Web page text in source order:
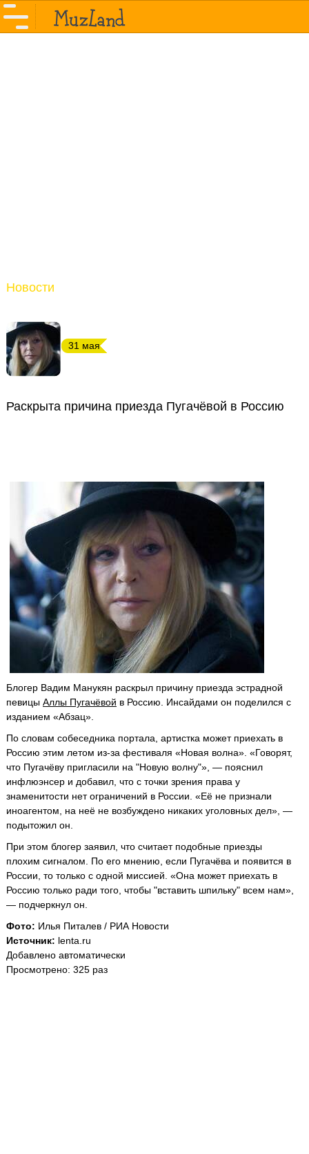
Новости
31 мая
Раскрыта причина приезда Пугачёвой в Россию
Блогер Вадим Манукян раскрыл причину приезда эстрадной
певицы Аллы Пугачёвой в Россию. Инсайдами он поделился с
изданием «Абзац».
По словам собеседника портала, артистка может приехать в
Россию этим летом из-за фестиваля «Новая волна». «Говорят,
что Пугачёву пригласили на "Новую волну"», — пояснил
инфлюэнсер и добавил, что с точки зрения права у
знаменитости нет ограничений в России. «Её не признали
иноагентом, на неё не возбуждено никаких уголовных дел», —
подытожил он.
При этом блогер заявил, что считает подобные приезды
плохим сигналом. По его мнению, если Пугачёва и появится в
России, то только с одной миссией. «Она может приехать в
Россию только ради того, чтобы "вставить шпильку" всем нам»,
— подчеркнул он.
Фото: Илья Питалев / РИА Новости
Источник: lenta.ru
Добавлено автоматически
Просмотрено: 325 раз